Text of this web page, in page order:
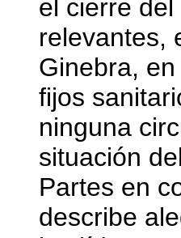
el cierre
relevantes,
Ginebra,
fijos
ninguna
situación
Partes en
describe